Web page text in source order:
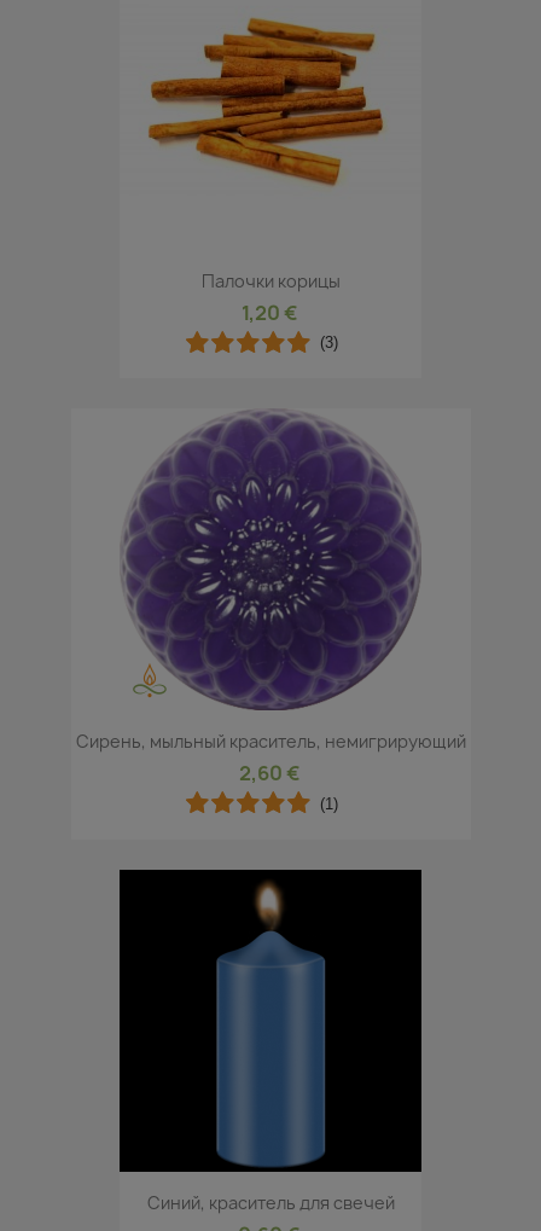
Палочки корицы
1,20 €
(3)
Cирень, мыльный краситель, немигрирующий
2,60 €
(1)
Синий, краситель для свечей